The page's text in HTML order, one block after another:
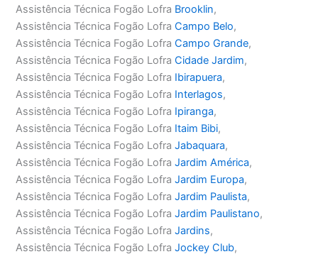
Assistência Técnica Fogão Lofra Brooklin,
Assistência Técnica Fogão LofraCampo Belo,
Assistência Técnica Fogão LofraCampo Grande,
Assistência Técnica Fogão LofraCidade Jardim,
Assistência Técnica Fogão Lofra Ibirapuera,
Assistência Técnica Fogão Lofra Interlagos,
Assistência Técnica Fogão Lofra Ipiranga,
Assistência Técnica Fogão Lofra Itaim Bibi,
Assistência Técnica Fogão LofraJabaquara,
Assistência Técnica Fogão LofraJardim América,
Assistência Técnica Fogão LofraJardim Europa,
Assistência Técnica Fogão LofraJardim Paulista,
Assistência Técnica Fogão LofraJardim Paulistano,
Assistência Técnica Fogão LofraJardins,
Assistência Técnica Fogão LofraJockey Club,